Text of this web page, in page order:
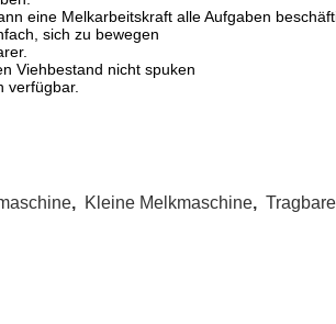
eine Melkarbeitskraft alle Aufgaben
sich zu bewegen
Viehbestand nicht spuken
verfügbar.
, Kleine Melkmaschine,